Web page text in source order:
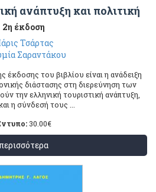
ανάπτυξη και πολιτική
2η έκδοση
Τσάρτας
Σαραντάκου
έκδοσης του βιβλίου είναι η ανάδειξη
διάστασης στη διερεύνηση των
την ελληνική τουριστική ανάπτυξη,
η σύνδεσή τους ...
30.00€
περισσότερα